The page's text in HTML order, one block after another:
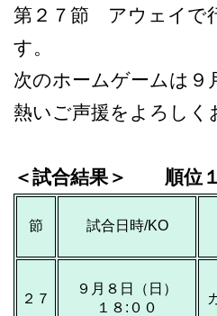
第２７節 アウェイで
す。
次のホームゲームは９
熱いご声援をよろしく
＜試合結果＞ 順
節 試合日時/KO
２７
９月８日（日）
１８ : ００